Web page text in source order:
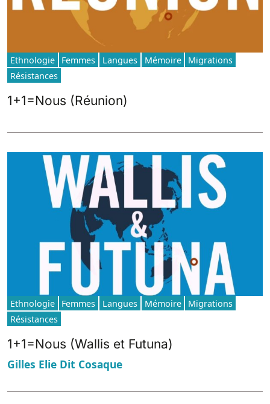
Ethnologie Femmes Langues Mémoire
Migrations
Résistances
1+1=Nous (Réunion)
Ethnologie Femmes Langues Mémoire
Migrations
Résistances
1+1=Nous (Wallis et Futuna)
Gilles Elie Dit Cosaque